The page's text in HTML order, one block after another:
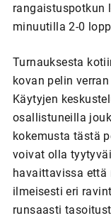
rangaistuspotkun
minuutilla 2-0
Turnauksesta
kovan pelin
Käytyjen
osallistuneilla
kokemusta tästä
voivat olla
havaittavissa että
ilmeisesti eri
runsaasti